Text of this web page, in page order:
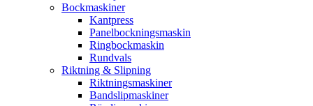
Bockmaskiner
Kantpress
Panelbockningsmaskin
Ringbockmaskin
Rundvals
Riktning & Slipning
Riktningsmaskiner
Bandslipmaskiner